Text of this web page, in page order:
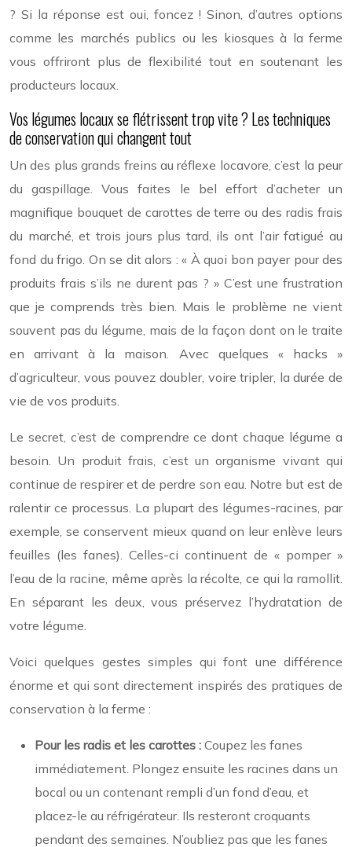
? Si la réponse est oui, foncez ! Sinon, d’autres options
comme les marchés publics ou les kiosques à la ferme
vous offriront plus de flexibilité tout en soutenant les
producteurs locaux.
Vos légumes locaux se flétrissent trop vite ? Les techniques
de conservation qui changent tout
Un des plus grands freins au réflexe locavore, c’est la peur
du gaspillage. Vous faites le bel effort d’acheter un
magnifique bouquet de carottes de terre ou des radis frais
du marché, et trois jours plus tard, ils ont l’air fatigué au
fond du frigo. On se dit alors : « À quoi bon payer pour des
produits frais s’ils ne durent pas ? » C’est une frustration
que je comprends très bien. Mais le problème ne vient
souvent pas du légume, mais de la façon dont on le traite
en arrivant à la maison. Avec quelques « hacks »
d’agriculteur, vous pouvez doubler, voire tripler, la durée de
vie de vos produits.
Le secret, c’est de comprendre ce dont chaque légume a
besoin. Un produit frais, c’est un organisme vivant qui
continue de respirer et de perdre son eau. Notre but est de
ralentir ce processus. La plupart des légumes-racines, par
exemple, se conservent mieux quand on leur enlève leurs
feuilles (les fanes). Celles-ci continuent de « pomper »
l’eau de la racine, même après la récolte, ce qui la ramollit.
En séparant les deux, vous préservez l’hydratation de
votre légume.
Voici quelques gestes simples qui font une différence
énorme et qui sont directement inspirés des pratiques de
conservation à la ferme :
Pour les radis et les carottes : Coupez les fanes
immédiatement. Plongez ensuite les racines dans un
bocal ou un contenant rempli d’un fond d’eau, et
placez-le au réfrigérateur. Ils resteront croquants
pendant des semaines. N’oubliez pas que les fanes